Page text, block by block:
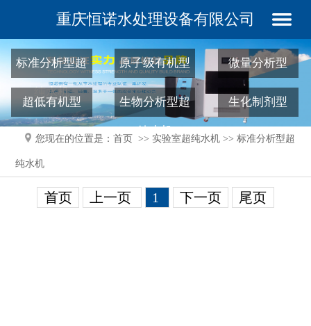
重庆恒诺水处理设备有限公司
标准分析型超
纯水机
原子级有机型 微量分析型
超低有机型 生物分析型超
纯水机
生化制剂型
EDI分析型超纯
水机
高校科研型 动物饮用型
痕量检测型
您现在的位置是： 首页 >> 实验室超纯水机>> 标准分析型超
纯水机
首页 上一页 1 下一页 尾页